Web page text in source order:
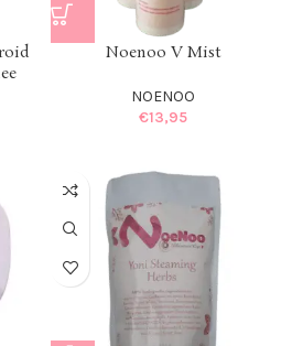
Noenoo V Mist
NOENOO
€13,95